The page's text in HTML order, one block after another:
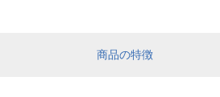
商品の特徴